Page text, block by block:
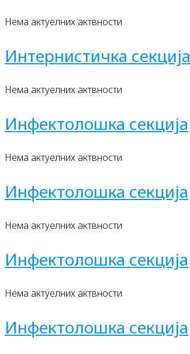
Нема актуелних актвности
Интернистичка секција
Нема актуелних актвности
Инфектолошка секција
Нема актуелних актвности
Инфектолошка секција
Нема актуелних актвности
Инфектолошка секција
Нема актуелних актвности
Инфектолошка секција